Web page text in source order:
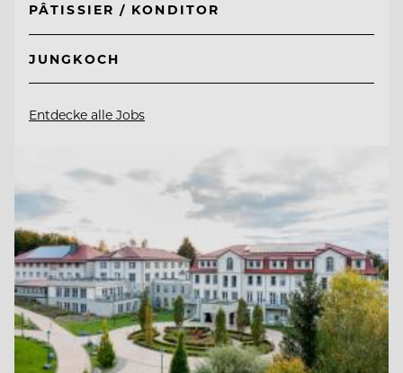
PÂTISSIER / KONDITOR
JUNGKOCH
Entdecke alle Jobs